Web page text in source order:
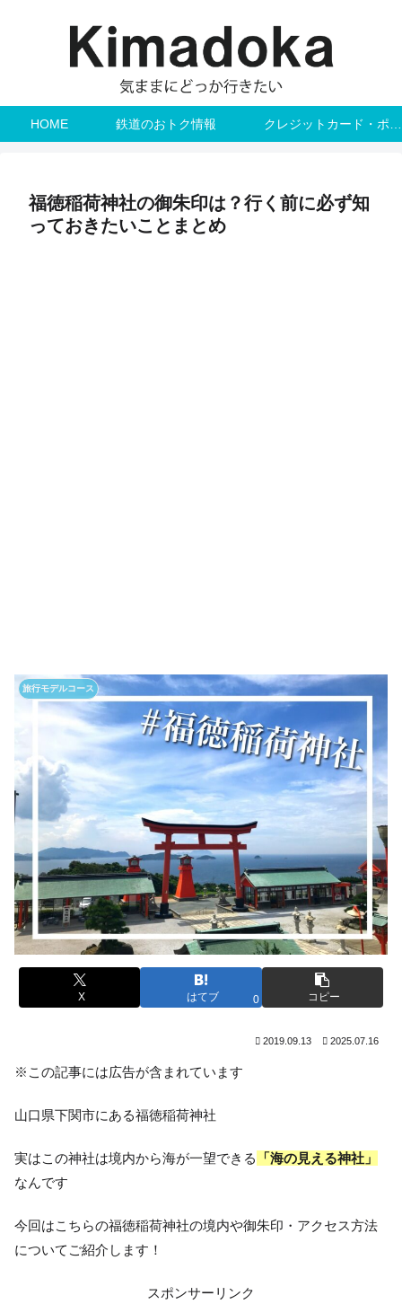
HOME 鉄道のおトク情報
福徳稲荷神社の御朱印は？行く前に必ず知
っておきたいことまとめ
旅行モデルコース
X はてブ 0 コピー
2019.09.13 2025.07.16
※この記事には広告が含まれています
山口県下関市にある福徳稲荷神社
実はこの神社は境内から海が一望できる
「海の見える神社」
なんです
今回はこちらの福徳稲荷神社の境内や御朱印・アクセス方法
についてご紹介します！
スポンサーリンク